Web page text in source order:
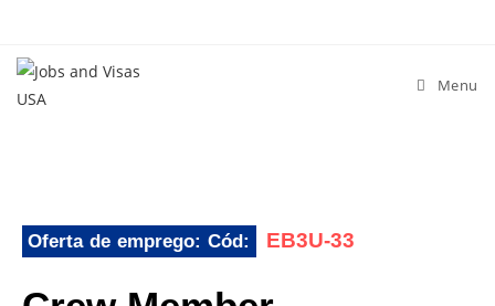
Menu
Oferta de emprego: Cód: EB3U-33